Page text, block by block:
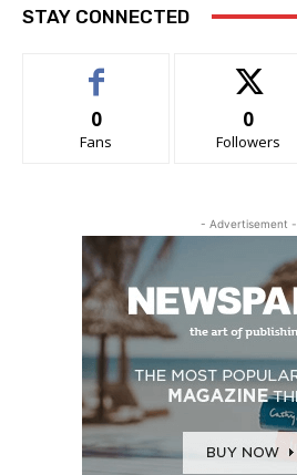
STAY CONNECTED
0
Fans
0
Followers
- Advertisement -